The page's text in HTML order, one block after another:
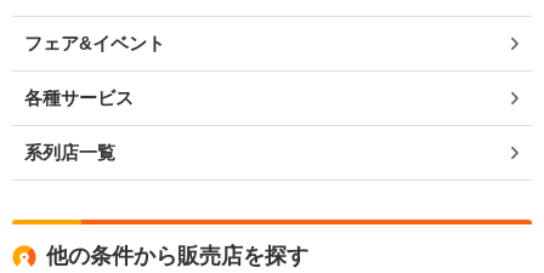
フェア&イベント
各種サービス
系列店一覧
他の条件から販売店を探す